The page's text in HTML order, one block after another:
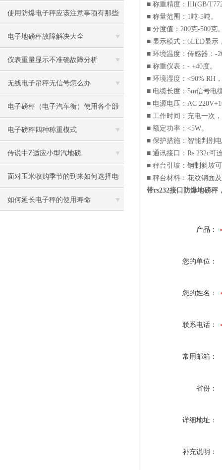
使用防爆电子秤应该注意事项有那些
电子地磅秤故障解决大全
仪表重量显示不准确故障分析
无线电子吊秤无信号怎么办
电子磅秤（电子汽车衡）使用各个部
分相应的保养指南
电子磅秤四种称重模式
传说中Z适应小型汽地磅
面对玉米收购季节的到来如何选择电
子磅称
如何延长电子秤的使用寿命
■ 称重精度：III(GB/
■ 称量范围：1吨-5吨。
■ 分度值：200克-500克
■ 显示模式：6LED显示
■ 环境温度：传感器：-
■ 称重仪表：- +40度。
■ 环境湿度：<90% RH
■ 电缆长度：5m信号电
■ 电源电压：AC
■ 工作时间：充电一次
■ 额定功率：<5W。
■ 保护措施：智能判别
■ 通讯接口：Rs 232c可
■ 秤台引坡：钢制斜坡
■ 秤台材料：花纹钢面
带rs232接口防爆地磅秤
产品：
您的单位：
您的姓名：
联系电话：
常用邮箱：
省份：
详细地址：
补充说明：